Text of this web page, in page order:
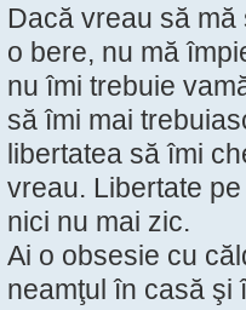
Dacă vreau să
o bere, nu mă
nu îmi trebuie
să îmi mai
libertatea să îmi
vreau. Libertate
nici nu mai zic.
Ai o obsesie cu
neamţul în casă şi